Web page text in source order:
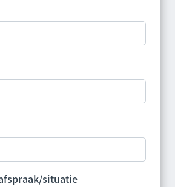
situatie